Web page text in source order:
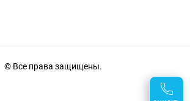
© Все права защищены.